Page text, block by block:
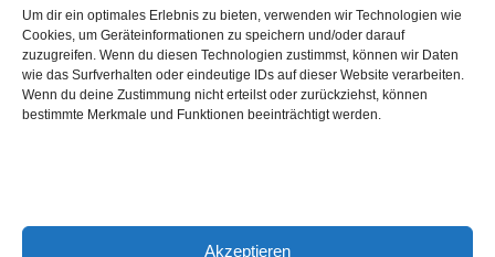
Um dir ein optimales Erlebnis zu bieten, verwenden wir Technologien wie
Cookies, um Geräteinformationen zu speichern und/oder darauf
zuzugreifen. Wenn du diesen Technologien zustimmst, können wir Daten
wie das Surfverhalten oder eindeutige IDs auf dieser Website verarbeiten.
Wenn du deine Zustimmung nicht erteilst oder zurückziehst, können
bestimmte Merkmale und Funktionen beeinträchtigt werden.
Akzeptieren
Hinch Double Wood
Destillerie:Hinch(Irland)
Single Malt, 43.0%
Peated: Nein